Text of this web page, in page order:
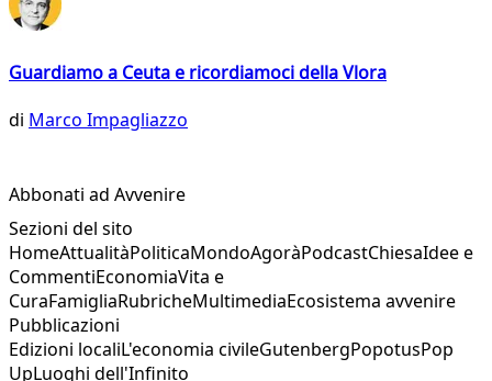
Guardiamo a Ceuta e ricordiamoci della Vlora
di Marco Impagliazzo
Abbonati ad Avvenire
Sezioni del sito
HomeAttualitàPoliticaMondoAgoràPodcastChiesaIdee e
CommentiEconomiaVita e
CuraFamigliaRubricheMultimediaEcosistema avvenire
Pubblicazioni
Edizioni localiL'economia civileGutenbergPopotusPop
UpLuoghi dell'Infinito